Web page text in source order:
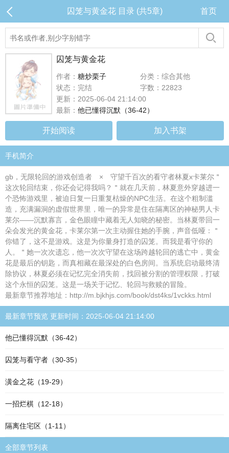
囚笼与黄金花 目录 (共5章) 首页
囚笼与黄金花
作者： 糖炒栗子
分类：综合其他
状态：完结
字数：22823
更新：2025-06-04 21:14:00
最新： 他已懂得沉默（36-42）
开始阅读 加入书架
手机简介
gb，无限轮回的游戏创造者 × 守望千百次的看守者林夏x卡莱尔＂
这次轮回结束，你还会记得我吗？＂就在几天前，林夏意外穿越进一
个恐怖游戏里，被迫日复一日重复枯燥的NPC生活。在这个粗制滥
造，充满漏洞的虚假世界里，唯一的异常是住在隔离区的神秘男人卡
莱尔——沉默寡言，金色眼瞳中藏着无人知晓的秘密。当林夏带回一
朵会发光的黄金花，卡莱尔第一次主动握住她的手腕，声音低哑：＂
你错了，这不是游戏。这是为你量身打造的囚笼。而我是看守你的
人。＂她一次次遗忘，他一次次守望在这场跨越轮回的逃亡中，黄金
花是最后的钥匙，而真相藏在最深处的白色房间。当系统启动最终清
除协议，林夏必须在记忆完全消失前，找回被分割的管理权限，打破
这个永恒的囚笼。这是一场关于记忆、轮回与救赎的冒险。
最新章节推荐地址：http://m.bjkhjs.com/book/dst4ks/1vckks.html
最新章节预览 更新时间：2025-06-04 21:14:00
他已懂得沉默（36-42）
囚笼与看守者（30-35）
潢金之花（19-29）
一招烂棋（12-18）
隔离住宅区（1-11）
全部章节列表